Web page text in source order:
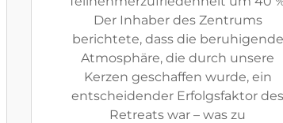
Der Inhaber des Zentrums
berichtete, dass die beruhigende
Atmosphäre, die durch unsere
Kerzen geschaffen wurde, ein
entscheidender Erfolgsfaktor des
Retreats war – was zu